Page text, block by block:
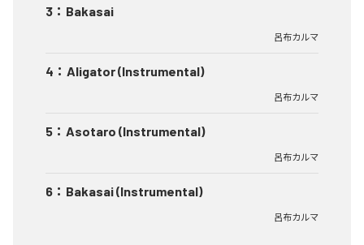
3 ： Bakasai
呂布カルマ
4 ： Aligator (Instrumental)
呂布カルマ
5 ： Asotaro (Instrumental)
呂布カルマ
6 ： Bakasai (Instrumental)
呂布カルマ